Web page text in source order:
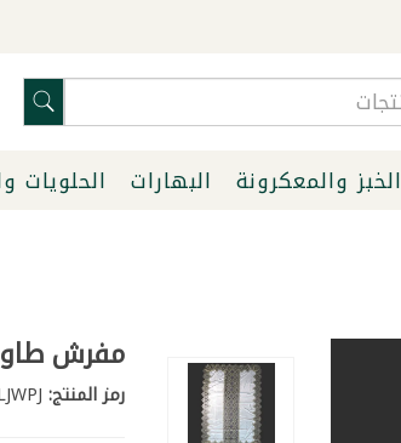
الخبز والمعكرونة البهارات الحلويات
مفرش طاولة
رمز المنتج:SKU-G4YSCLJWPJ